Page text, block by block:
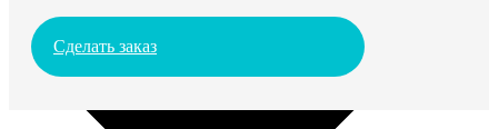
Сделать заказ